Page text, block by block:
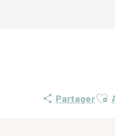
Partager